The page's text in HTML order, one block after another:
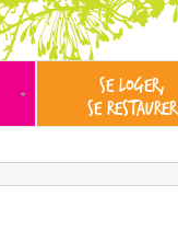
SE LOGER,
SE RESTAURER